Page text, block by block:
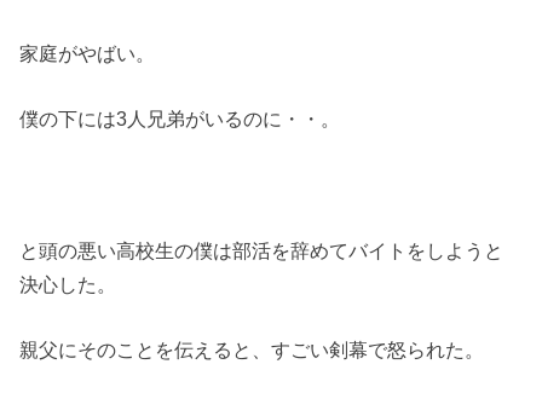
家庭がやばい。
僕の下には3人兄弟がいるのに・・。
と頭の悪い高校生の僕は部活を辞めてバイトをしようと
決心した。
親父にそのことを伝えると、すごい剣幕で怒られた。